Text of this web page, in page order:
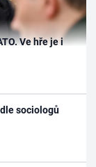
Ve hře je i
sociologů